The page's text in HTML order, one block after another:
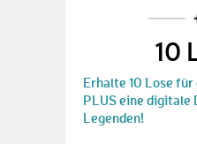
10
Erhalte 10 Lose
PLUS eine digitale
Legenden!